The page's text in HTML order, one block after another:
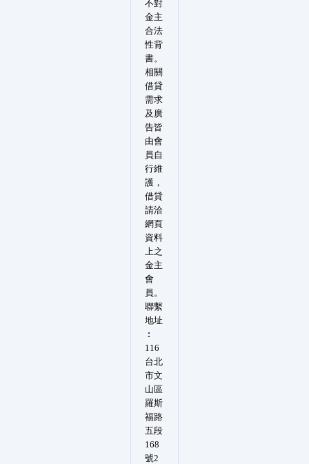
不對
金主
合法
性背
書。
相關
借貸
需求
及廣
告皆
由會
員自
行維
護，
借貸
請洽
網頁
資料
上之
金主
會
員。
聯繫
地址
︰
116
台北
市文
山區
羅斯
福路
五段
168
號2